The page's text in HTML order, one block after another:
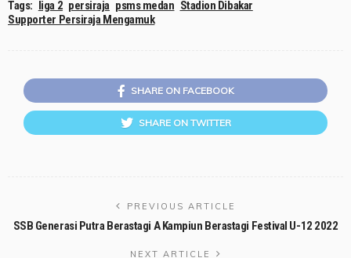
Tags: liga 2 persiraja psms medan Stadion Dibakar
Supporter Persiraja Mengamuk
SHARE ON FACEBOOK
SHARE ON TWITTER
PREVIOUS ARTICLE
SSB Generasi Putra Berastagi A Kampiun Berastagi Festival U-12 2022
NEXT ARTICLE